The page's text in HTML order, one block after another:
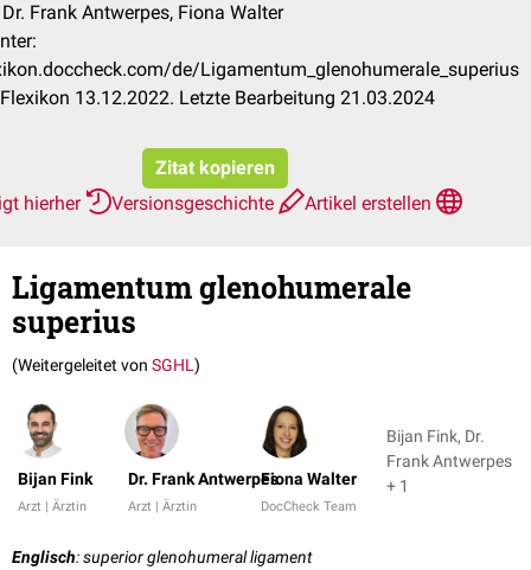
Frank Antwerpes, Fiona Walter
de/Ligamentum_glenohumerale_superius
13.12.2022. Letzte Bearbeitung 21.03.2024
Zitat kopieren
hierher
Versionsgeschichte Artikel erstellen
Ligamentum glenohumerale
superius
(Weitergeleitet von SGHL)
Bijan Fink
Arzt | Ärztin
Dr. Frank Antwerpes
Arzt | Ärztin
Fiona Walter
DocCheck Team
Bijan Fink, Dr.
Frank Antwerpes
+ 1
Englisch: superior glenohumeral ligament